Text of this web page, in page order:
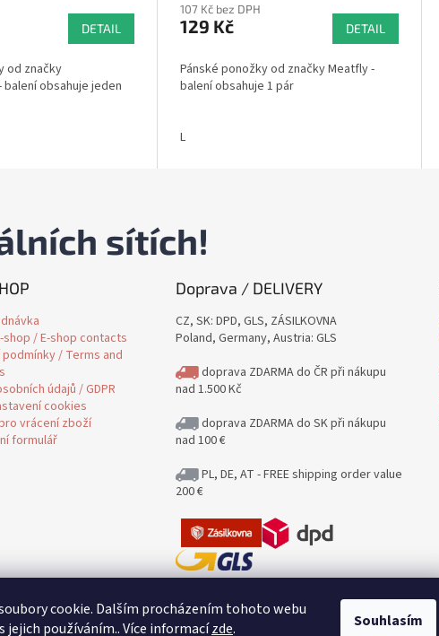
cookie. Dalším procházením tohoto webu
jejich používáním.. Více informacízde. Souhlasím
DETAIL
od značky
obsahuje jeden
107 Kč bez DPH
129 Kč DETAIL
Pánské ponožky od značky Meatfly -
balení obsahuje 1 pár
L
sítích!
/ E-shop contacts
/ Terms and
údajů / GDPR
cookies
vrácení zboží
formulář
Doprava / DELIVERY
CZ, SK: DPD, GLS, ZÁSILKOVNA
Poland, Germany, Austria: GLS
doprava ZDARMA do ČR při nákupu
nad 1.500 Kč
doprava ZDARMA do SK při nákupu
nad 100 €
PL, DE, AT - FREE shipping order value
200 €
Jak posíláme a kolik stojí poštovné /
Delivery
Posíláme i na Slovensko / Shipping to PL,